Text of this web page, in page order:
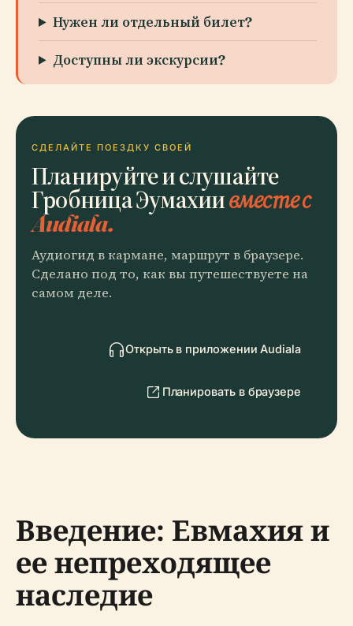
Нужен ли отдельный билет?
Доступны ли экскурсии?
СДЕЛАЙТЕ ПОЕЗДКУ СВОЕЙ
Планируйте и слушайте
Гробница Эумахиивместе с
Audiala.
Аудиогид в кармане, маршрут в браузере.
Сделано под то, как вы путешествуете на
самом деле.
Открыть в приложении Audiala
Планировать в браузере
Введение: Евмахия и
ее непреходящее
наследие